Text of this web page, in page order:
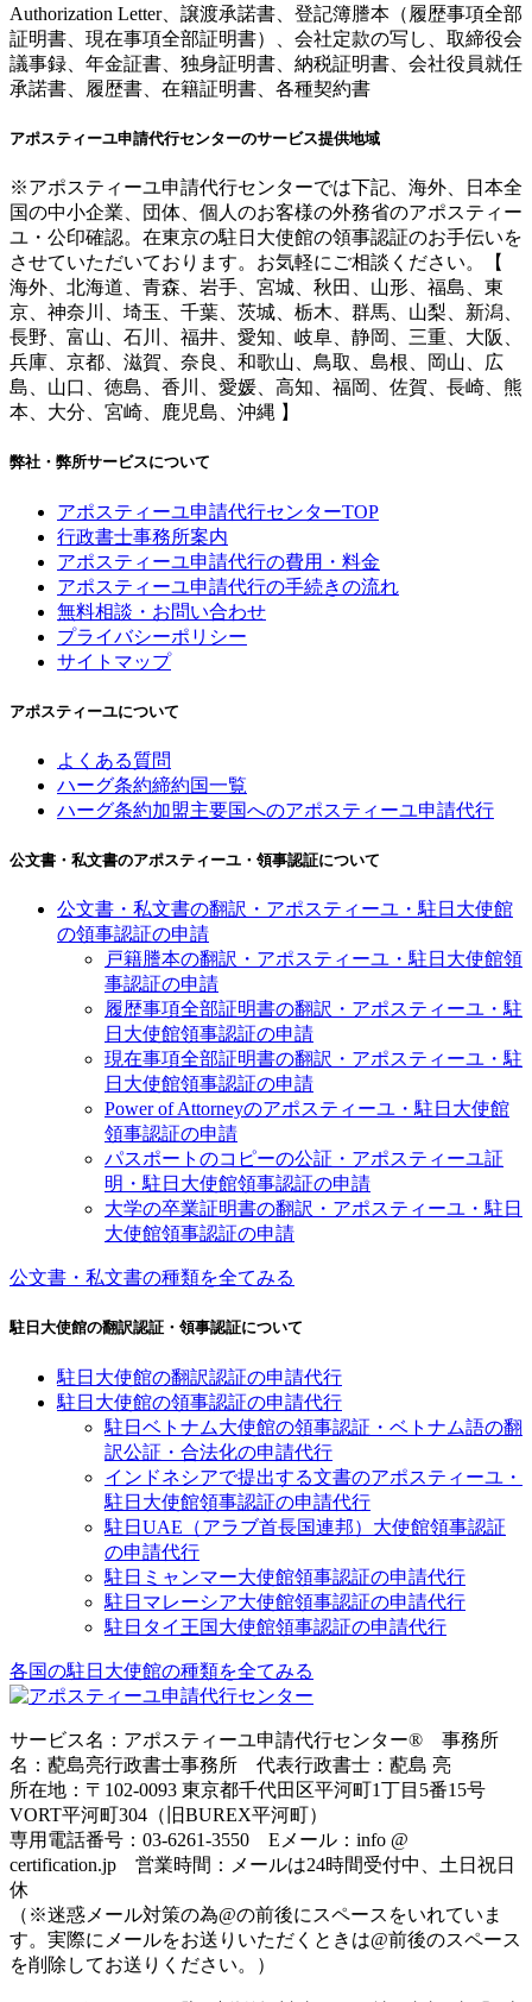
Authorization Letter、譲渡承諾書、登記簿謄本（履歴事項全部
証明書、現在事項全部証明書）、会社定款の写し、取締役会
議事録、年金証書、独身証明書、納税証明書、会社役員就任
承諾書、履歴書、在籍証明書、各種契約書
アポスティーユ申請代行センターのサービス提供地域
※アポスティーユ申請代行センターでは下記、海外、日本全
国の中小企業、団体、個人のお客様の外務省のアポスティー
ユ・公印確認。在東京の駐日大使館の領事認証のお手伝いを
させていただいております。お気軽にご相談ください。【
海外、北海道、青森、岩手、宮城、秋田、山形、福島、東
京、神奈川、埼玉、千葉、茨城、栃木、群馬、山梨、新潟、
長野、富山、石川、福井、愛知、岐阜、静岡、三重、大阪、
兵庫、京都、滋賀、奈良、和歌山、鳥取、島根、岡山、広
島、山口、徳島、香川、愛媛、高知、福岡、佐賀、長崎、熊
本、大分、宮崎、鹿児島、沖縄 】
弊社・弊所サービスについて
アポスティーユ申請代行センターTOP
行政書士事務所案内
アポスティーユ申請代行の費用・料金
アポスティーユ申請代行の手続きの流れ
無料相談・お問い合わせ
プライバシーポリシー
サイトマップ
アポスティーユについて
よくある質問
ハーグ条約締約国一覧
ハーグ条約加盟主要国へのアポスティーユ申請代行
公文書・私文書のアポスティーユ・領事認証について
公文書・私文書の翻訳・アポスティーユ・駐日大使館
の領事認証の申請
戸籍謄本の翻訳・アポスティーユ・駐日大使館領
事認証の申請
履歴事項全部証明書の翻訳・アポスティーユ・駐
日大使館領事認証の申請
現在事項全部証明書の翻訳・アポスティーユ・駐
日大使館領事認証の申請
Power of Attorneyのアポスティーユ・駐日大使館
領事認証の申請
パスポートのコピーの公証・アポスティーユ証
明・駐日大使館領事認証の申請
大学の卒業証明書の翻訳・アポスティーユ・駐日
大使館領事認証の申請
公文書・私文書の種類を全てみる
駐日大使館の翻訳認証・領事認証について
駐日大使館の翻訳認証の申請代行
駐日大使館の領事認証の申請代行
駐日ベトナム大使館の領事認証・ベトナム語の翻
訳公証・合法化の申請代行
インドネシアで提出する文書のアポスティーユ・
駐日大使館領事認証の申請代行
駐日UAE（アラブ首長国連邦）大使館領事認証
の申請代行
駐日ミャンマー大使館領事認証の申請代行
駐日マレーシア大使館領事認証の申請代行
駐日タイ王国大使館領事認証の申請代行
各国の駐日大使館の種類を全てみる
サービス名：アポスティーユ申請代行センター® 事務所
名：蓜島亮行政書士事務所 代表行政書士：蓜島 亮
所在地：〒102-0093 東京都千代田区平河町1丁目5番15号
VORT平河町304（旧BUREX平河町）
専用電話番号：03-6261-3550 Eメール：info @
certification.jp 営業時間：メールは24時間受付中、土日祝日
休
（※迷惑メール対策の為@の前後にスペースをいれていま
す。実際にメールをお送りいただくときは@前後のスペース
を削除してお送りください。）